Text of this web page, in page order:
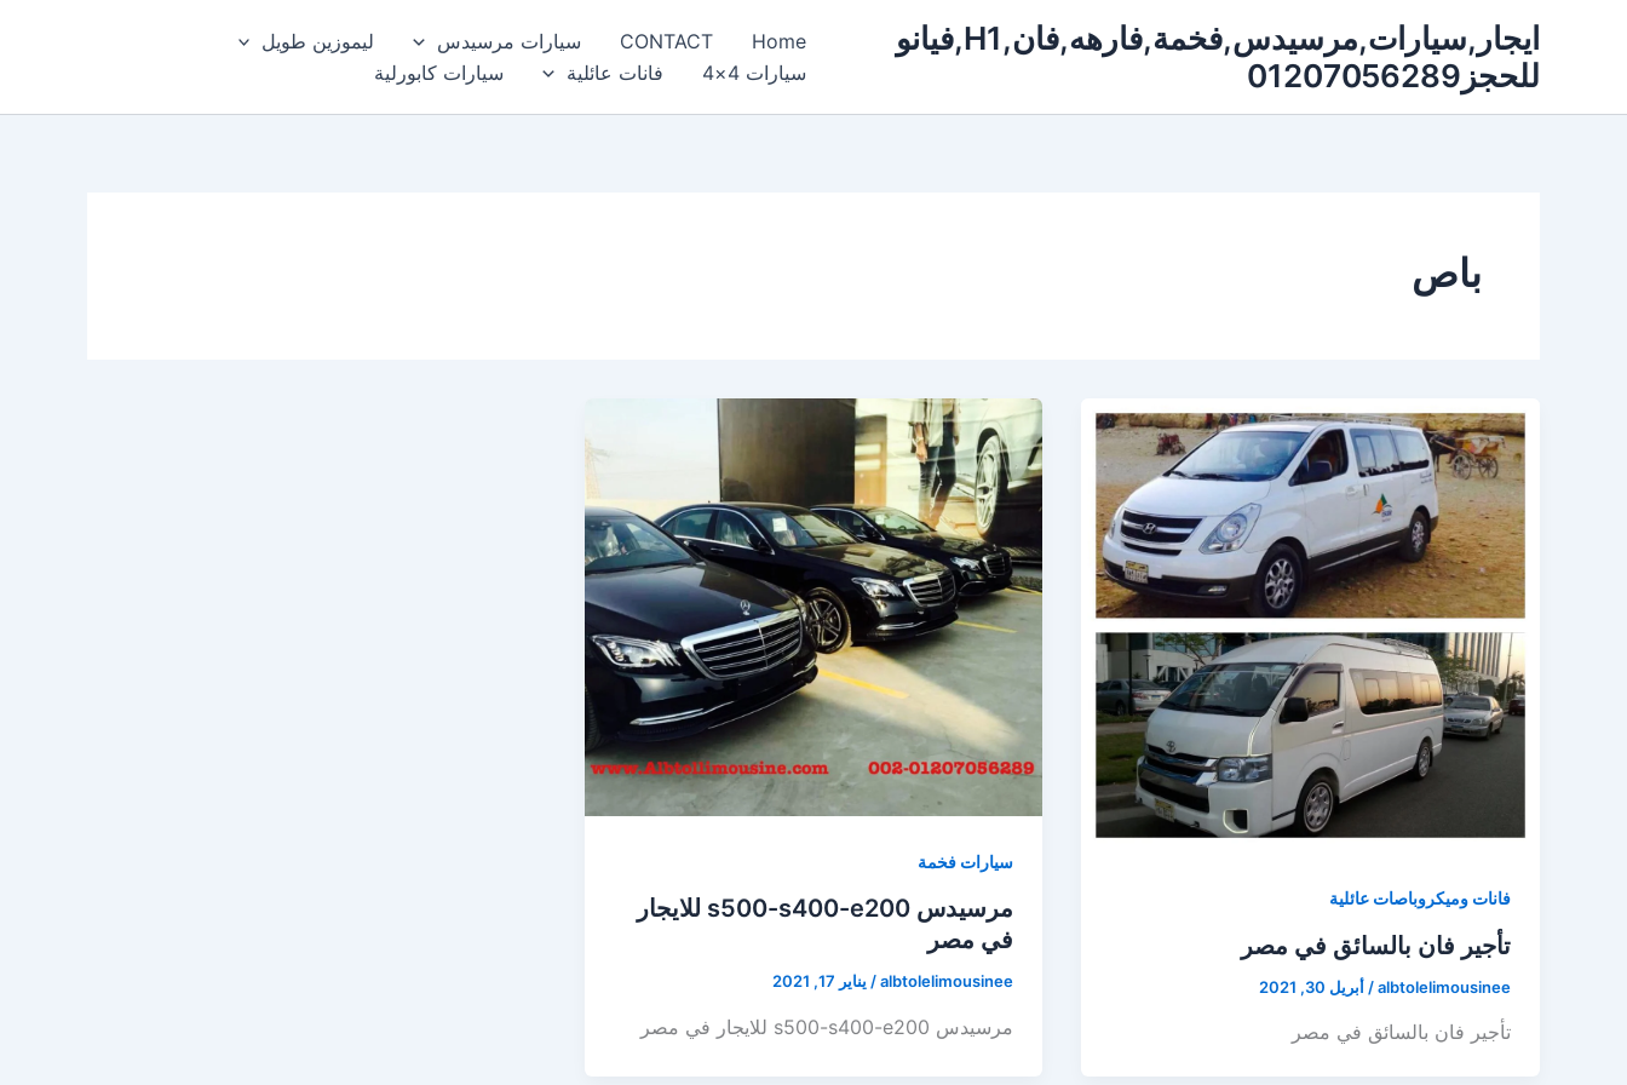
ايجار,سيارات,مرسيدس,فخمة,فارهه,فان,H1,فيانو
للحجز01207056289
Home
CONTACT سيارات مرسيدس
ليموزين طويل
سيارات 4×4
فانات عائلية سيارات كابورلية
باص
فانات وميكروباصات عائلية
تأجير فان بالسائق في مصر
albtolelimousinee
/ أبريل 30, 2021
تأجير فان بالسائق في مصر
سيارات فخمة
مرسيدس s500-s400-e200 للايجار
في مصر
albtolelimousinee
/ يناير 17, 2021
مرسيدس s500-s400-e200 للايجار في مصر